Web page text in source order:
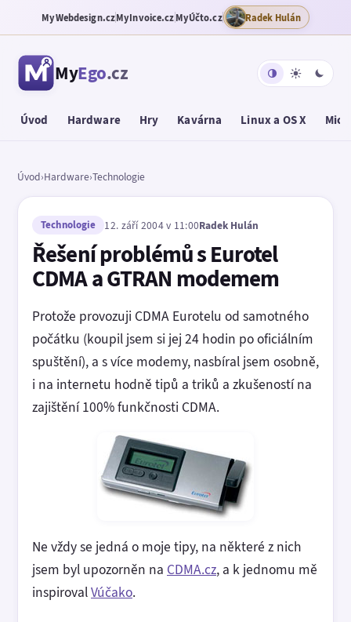
MyWebdesign.czMyInvoice.czMyÚčto.cz Radek Hulán
MyEgo.cz
Úvod Hardware Hry Kavárna Linux a OS X
Úvod›Hardware›Technologie
Technologie 12. září 2004 v 11:00Radek Hulán
Řešení problémů s Eurotel
CDMA a GTRAN modemem
Protože provozuji CDMA Eurotelu od samotného
počátku (koupil jsem si jej 24 hodin po oficiálním
spuštění), a s více modemy, nasbíral jsem osobně,
i na internetu hodně tipů a triků a zkušeností na
zajištění 100% funkčnosti CDMA.
Ne vždy se jedná o moje tipy, na některé z nich
jsem byl upozorněn na CDMA.cz, a k jednomu mě
inspirovalVúčako.